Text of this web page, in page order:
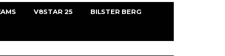
V8STAR 25 BILSTER BERG